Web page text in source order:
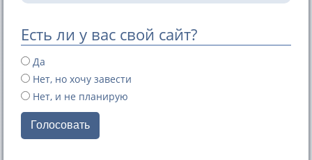
Есть ли у вас свой сайт?
Да
Нет, но хочу завести
Нет, и не планирую
Голосовать